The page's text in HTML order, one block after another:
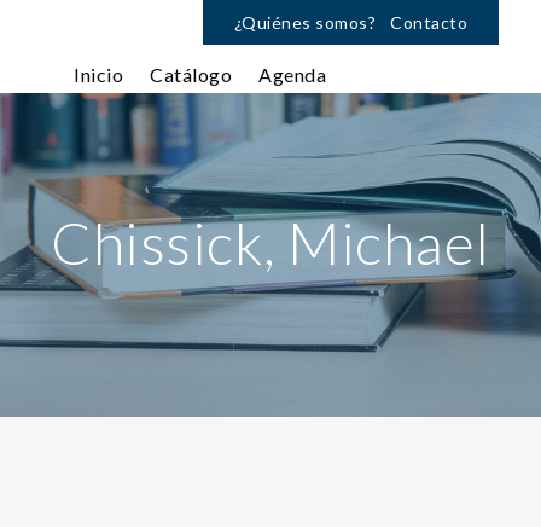
¿Quiénes somos? Contacto
Inicio Catálogo Agenda
Chissick, Michael